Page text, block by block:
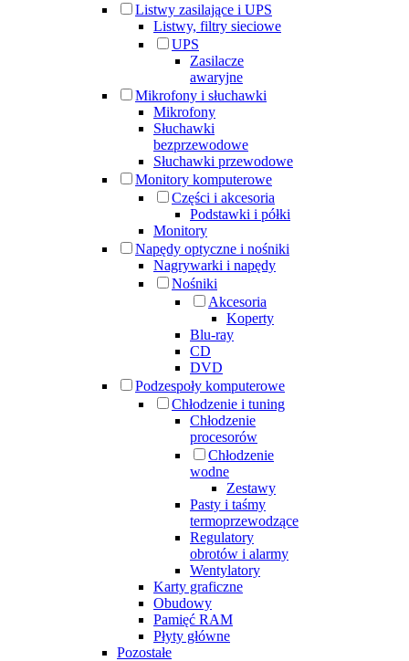
Listwy zasilające i UPS
Listwy, filtry sieciowe
UPS
Zasilacze
awaryjne
Mikrofony i słuchawki
Mikrofony
Słuchawki
bezprzewodowe
Słuchawki przewodowe
Monitory komputerowe
Części i akcesoria
Podstawki i półki
Monitory
Napędy optyczne i nośniki
Nagrywarki i napędy
Nośniki
Akcesoria
Koperty
Blu-ray
CD
DVD
Podzespoły komputerowe
Chłodzenie i tuning
Chłodzenie
procesorów
Chłodzenie
wodne
Zestawy
Pasty i taśmy
termoprzewodzące
Regulatory
obrotów i alarmy
Wentylatory
Karty graficzne
Obudowy
Pamięć RAM
Płyty główne
Pozostałe